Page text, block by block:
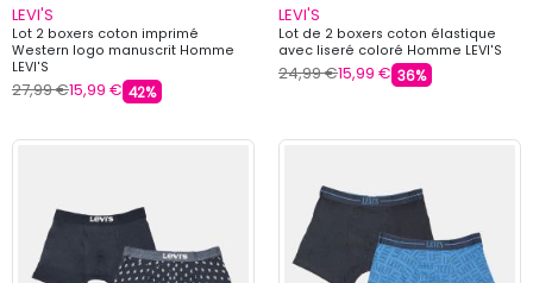
LEVI'S
Lot 2 boxers coton imprimé
Western logo manuscrit Homme
LEVI'S
27,99 €15,99 € 42%
LEVI'S
Lot de 2 boxers coton élastique
avec liseré coloré Homme LEVI'S
24,99 €15,99 € 36%